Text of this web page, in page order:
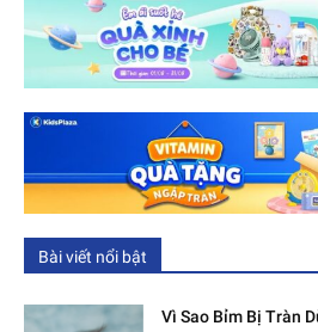
Bài viết nổi bật
Vì Sao Bỉm Bị Tràn